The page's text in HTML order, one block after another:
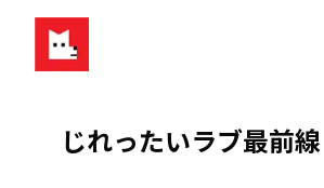
じれったいラブ最前